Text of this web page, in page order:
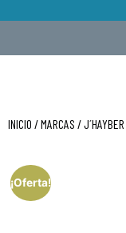
INICIO /MARCAS /J´HAYBER
¡Oferta!